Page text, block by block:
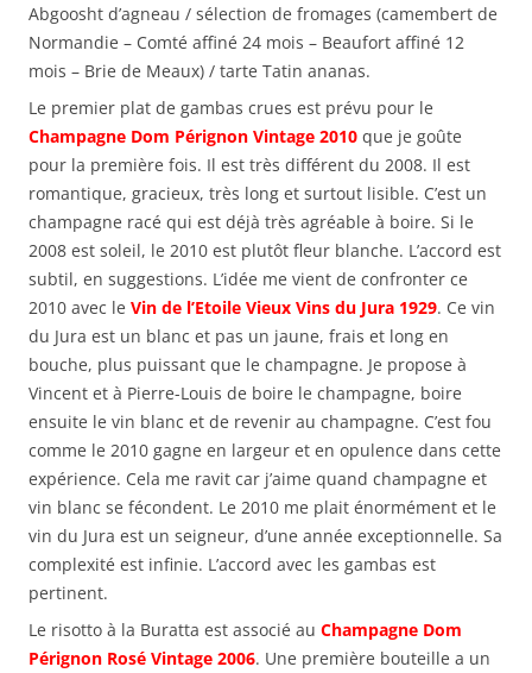
Abgoosht d’agneau / sélection de fromages (camembert de
Normandie – Comté affiné 24 mois – Beaufort affiné 12
mois – Brie de Meaux) / tarte Tatin ananas.
Le premier plat de gambas crues est prévu pour le
Champagne Dom Pérignon Vintage 2010 que je goûte
pour la première fois. Il est très différent du 2008. Il est
romantique, gracieux, très long et surtout lisible. C’est un
champagne racé qui est déjà très agréable à boire. Si le
2008 est soleil, le 2010 est plutôt fleur blanche. L’accord est
subtil, en suggestions. L’idée me vient de confronter ce
2010 avec le Vin de l’Etoile Vieux Vins du Jura 1929. Ce vin
du Jura est un blanc et pas un jaune, frais et long en
bouche, plus puissant que le champagne. Je propose à
Vincent et à Pierre-Louis de boire le champagne, boire
ensuite le vin blanc et de revenir au champagne. C’est fou
comme le 2010 gagne en largeur et en opulence dans cette
expérience. Cela me ravit car j’aime quand champagne et
vin blanc se fécondent. Le 2010 me plait énormément et le
vin du Jura est un seigneur, d’une année exceptionnelle. Sa
complexité est infinie. L’accord avec les gambas est
pertinent.
Le risotto à la Buratta est associé au Champagne Dom
Pérignon Rosé Vintage 2006. Une première bouteille a un